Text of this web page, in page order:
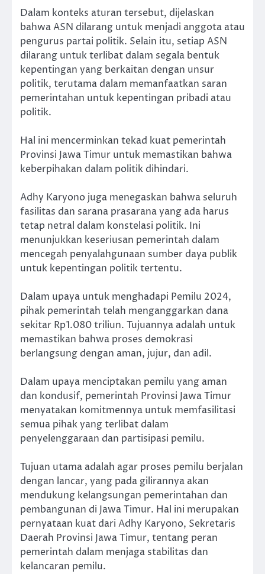
Dalam konteks aturan tersebut, dijelaskan
bahwa ASN dilarang untuk menjadi anggota atau
pengurus partai politik. Selain itu, setiap ASN
dilarang untuk terlibat dalam segala bentuk
kepentingan yang berkaitan dengan unsur
politik, terutama dalam memanfaatkan saran
pemerintahan untuk kepentingan pribadi atau
politik.
Hal ini mencerminkan tekad kuat pemerintah
Provinsi Jawa Timur untuk memastikan bahwa
keberpihakan dalam politik dihindari.
Adhy Karyono juga menegaskan bahwa seluruh
fasilitas dan sarana prasarana yang ada harus
tetap netral dalam konstelasi politik. Ini
menunjukkan keseriusan pemerintah dalam
mencegah penyalahgunaan sumber daya publik
untuk kepentingan politik tertentu.
Dalam upaya untuk menghadapi Pemilu 2024,
pihak pemerintah telah menganggarkan dana
sekitar Rp1.080 triliun. Tujuannya adalah untuk
memastikan bahwa proses demokrasi
berlangsung dengan aman, jujur, dan adil.
Dalam upaya menciptakan pemilu yang aman
dan kondusif, pemerintah Provinsi Jawa Timur
menyatakan komitmennya untuk memfasilitasi
semua pihak yang terlibat dalam
penyelenggaraan dan partisipasi pemilu.
Tujuan utama adalah agar proses pemilu berjalan
dengan lancar, yang pada gilirannya akan
mendukung kelangsungan pemerintahan dan
pembangunan di Jawa Timur. Hal ini merupakan
pernyataan kuat dari Adhy Karyono, Sekretaris
Daerah Provinsi Jawa Timur, tentang peran
pemerintah dalam menjaga stabilitas dan
kelancaran pemilu.